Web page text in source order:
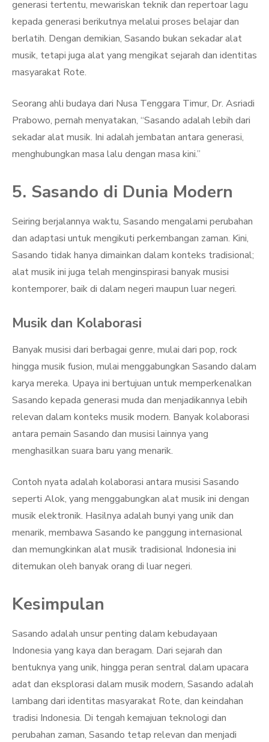
generasi tertentu, mewariskan teknik dan repertoar lagu
kepada generasi berikutnya melalui proses belajar dan
berlatih. Dengan demikian, Sasando bukan sekadar alat
musik, tetapi juga alat yang mengikat sejarah dan identitas
masyarakat Rote.
Seorang ahli budaya dari Nusa Tenggara Timur, Dr. Asriadi
Prabowo, pernah menyatakan, “Sasando adalah lebih dari
sekadar alat musik. Ini adalah jembatan antara generasi,
menghubungkan masa lalu dengan masa kini.”
5. Sasando di Dunia Modern
Seiring berjalannya waktu, Sasando mengalami perubahan
dan adaptasi untuk mengikuti perkembangan zaman. Kini,
Sasando tidak hanya dimainkan dalam konteks tradisional;
alat musik ini juga telah menginspirasi banyak musisi
kontemporer, baik di dalam negeri maupun luar negeri.
Musik dan Kolaborasi
Banyak musisi dari berbagai genre, mulai dari pop, rock
hingga musik fusion, mulai menggabungkan Sasando dalam
karya mereka. Upaya ini bertujuan untuk memperkenalkan
Sasando kepada generasi muda dan menjadikannya lebih
relevan dalam konteks musik modern. Banyak kolaborasi
antara pemain Sasando dan musisi lainnya yang
menghasilkan suara baru yang menarik.
Contoh nyata adalah kolaborasi antara musisi Sasando
seperti Alok, yang menggabungkan alat musik ini dengan
musik elektronik. Hasilnya adalah bunyi yang unik dan
menarik, membawa Sasando ke panggung internasional
dan memungkinkan alat musik tradisional Indonesia ini
ditemukan oleh banyak orang di luar negeri.
Kesimpulan
Sasando adalah unsur penting dalam kebudayaan
Indonesia yang kaya dan beragam. Dari sejarah dan
bentuknya yang unik, hingga peran sentral dalam upacara
adat dan eksplorasi dalam musik modern, Sasando adalah
lambang dari identitas masyarakat Rote, dan keindahan
tradisi Indonesia. Di tengah kemajuan teknologi dan
perubahan zaman, Sasando tetap relevan dan menjadi